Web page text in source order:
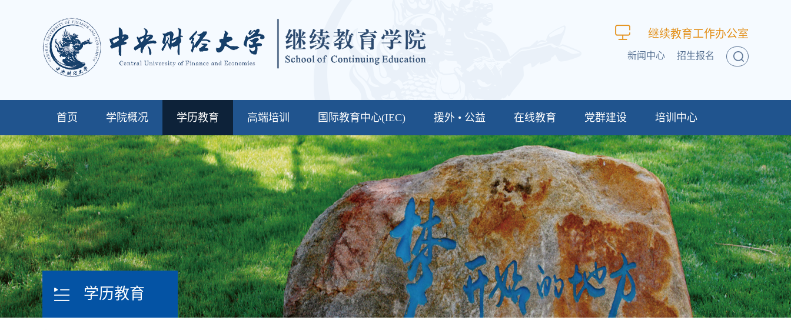
继续教育工作办公室
新闻中心 招生报名
首页 学院概况 学历教育 高端培训 国际教育中心(IEC) 援外 • 公益 在线教育 党群建设 培训中心
学历教育